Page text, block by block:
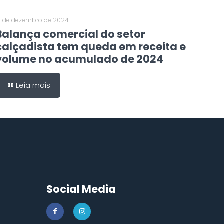
de dezembro de 2024
comercial do setor
tem queda em receita e
no acumulado de 2024
Leia mais
Social Media